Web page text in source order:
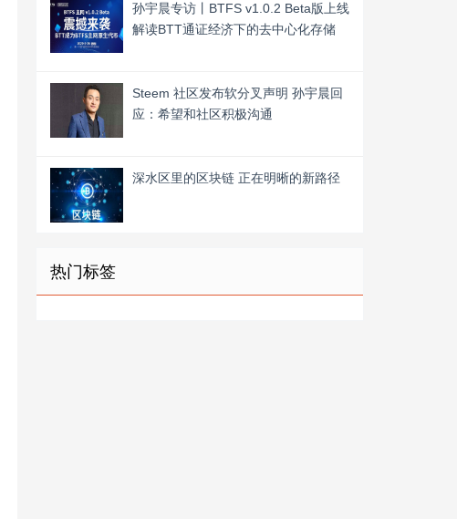
孙宇晨专访丨BTFS v1.0.2 Beta版上线
解读BTT通证经济下的去中心化存储
Steem 社区发布软分叉声明 孙宇晨回
应：希望和社区积极沟通
深水区里的区块链 正在明晰的新路径
热门标签